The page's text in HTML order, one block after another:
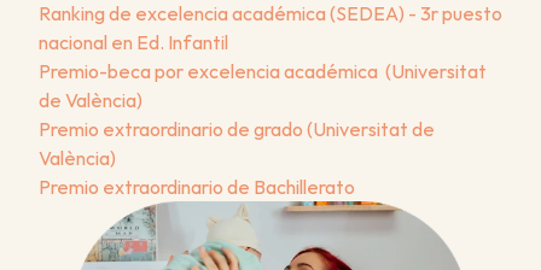
Ranking de excelencia académica (SEDEA) - 3r puesto
nacional en Ed. Infantil
Premio-beca por excelencia académica  (Universitat
de València)
Premio extraordinario de grado (Universitat de
València)
Premio extraordinario de Bachillerato